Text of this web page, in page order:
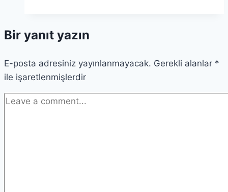
ve
Üzerindeki
Etkisi
Bir yanıt yazın
E-posta adresiniz yayınlanmayacak. Gerekli alanlar *
ile işaretlenmişlerdir